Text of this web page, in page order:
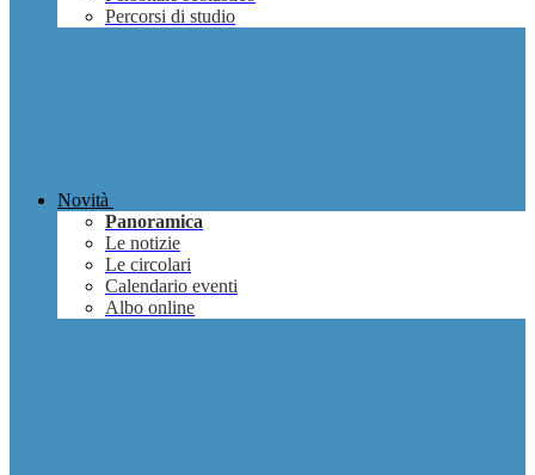
Percorsi di studio
Novità
Panoramica
Le notizie
Le circolari
Calendario eventi
Albo online